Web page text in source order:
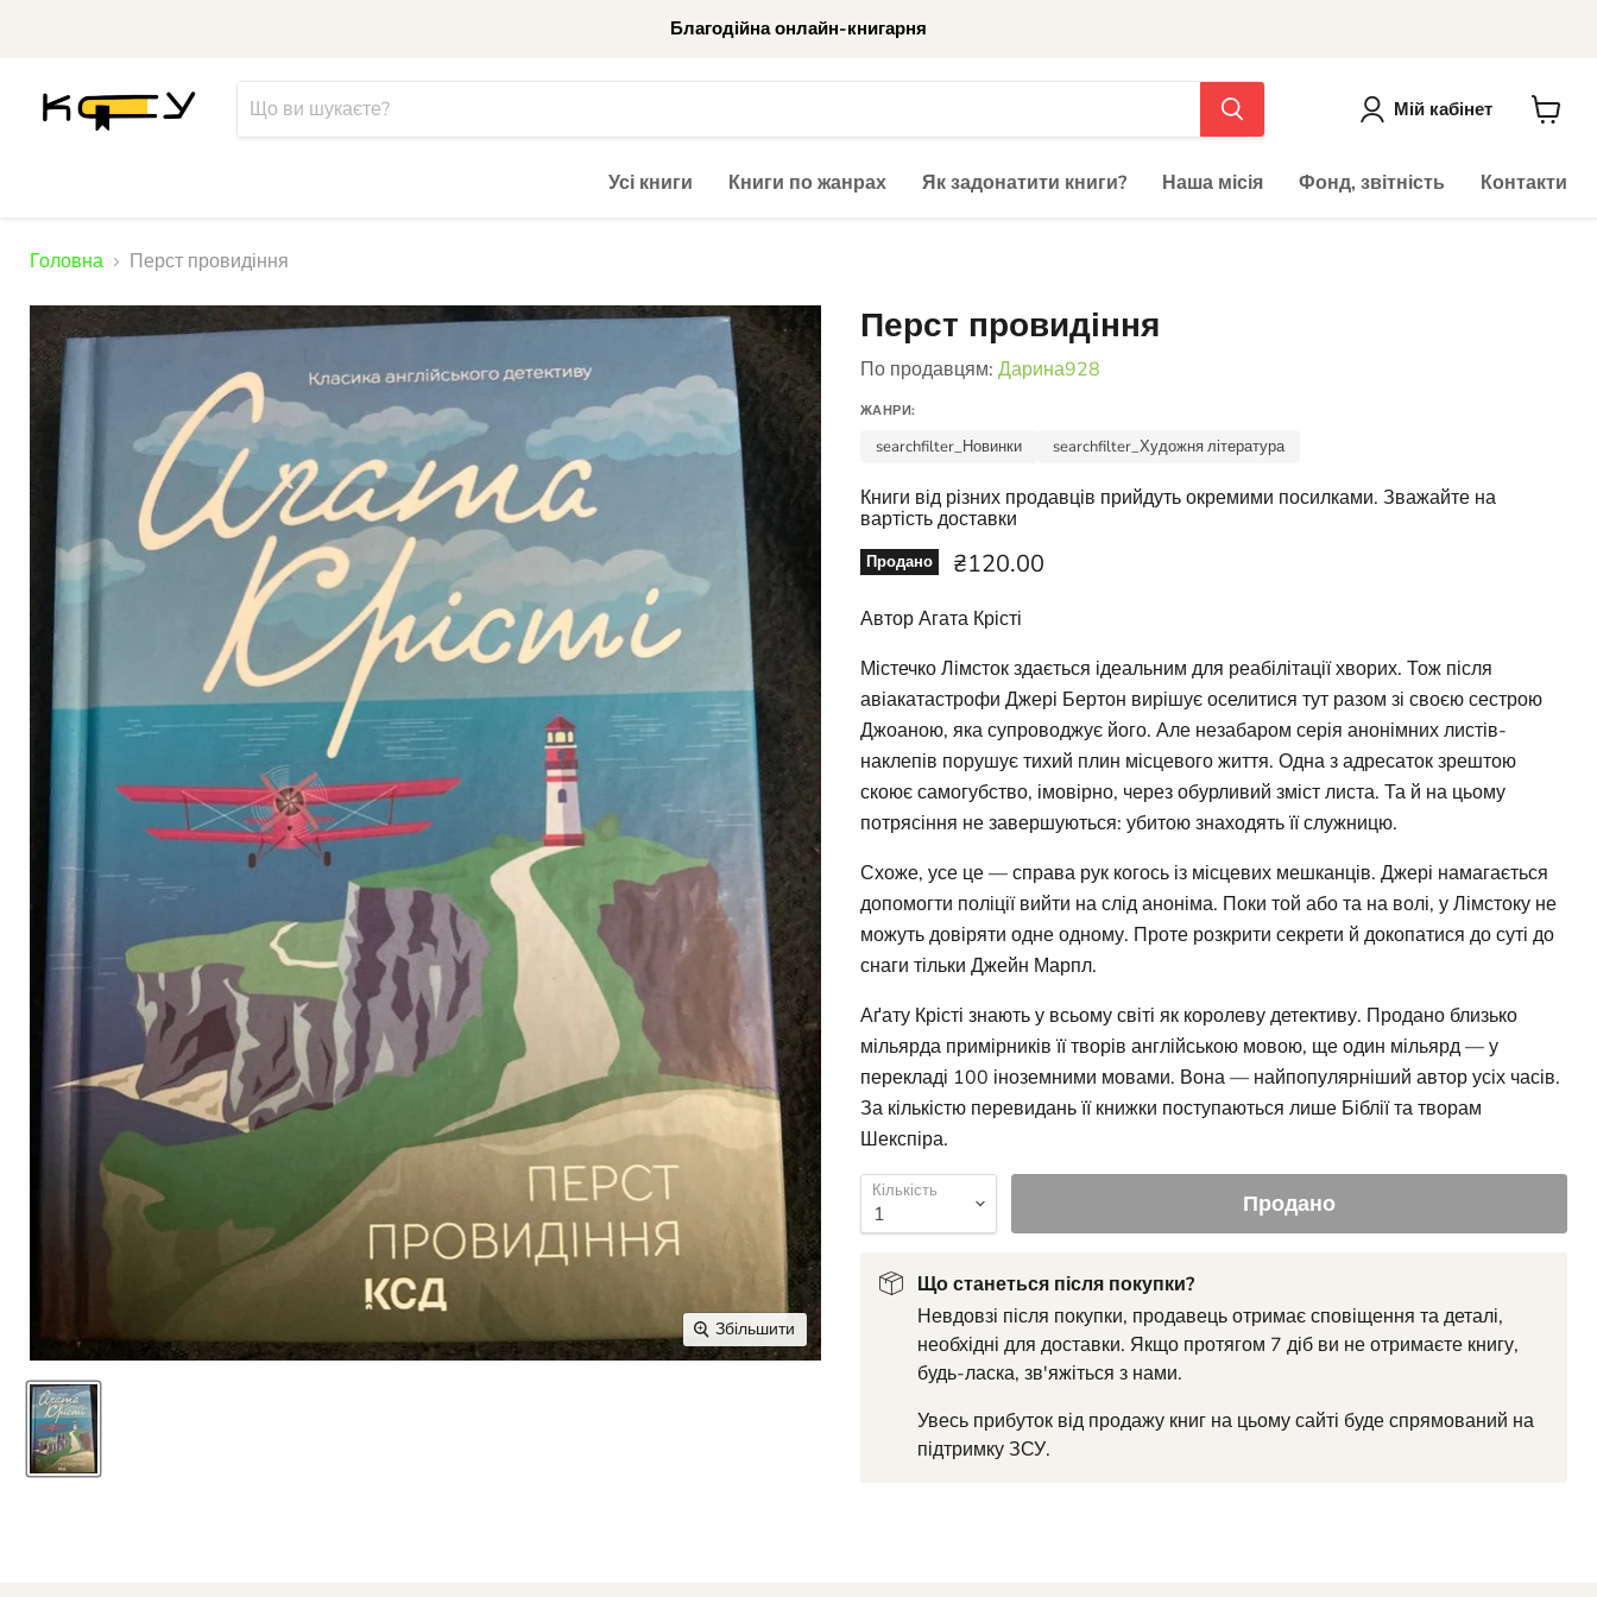
Благодійна онлайн-книгарня
Мій кабінет
Усі книги
Книги по жанрах Як задонатити книги? Наша місія Фонд, звітність Контакти
Головна Перст провидіння
Збільшити
Перст провидіння
По продавцям: Дарина928
ЖАНРИ:
searchfilter_Новинки searchfilter_Художня література
Книги від різних продавців прийдуть окремими посилками. Зважайте на
вартість доставки
Продано Ціна зараз
₴120.00
Автор Агата Крісті
Містечко Лімсток здається ідеальним для реабілітації хворих. Тож після
авіакатастрофи Джері Бертон вирішує оселитися тут разом зі своєю сестрою
Джоаною, яка супроводжує його. Але незабаром серія анонімних листів-
наклепів порушує тихий плин місцевого життя. Одна з адресаток зрештою
скоює самогубство, імовірно, через обурливий зміст листа. Та й на цьому
потрясіння не завершуються: убитою знаходять її служницю.
Схоже, усе це — справа рук когось із місцевих мешканців. Джері намагається
допомогти поліції вийти на слід аноніма. Поки той або та на волі, у Лімстоку не
можуть довіряти одне одному. Проте розкрити секрети й докопатися до суті до
снаги тільки Джейн Марпл.
Аґату Крісті знають у всьому світі як королеву детективу. Продано близько
мільярда примірників її творів англійською мовою, ще один мільярд — у
перекладі 100 іноземними мовами. Вона — найпопулярніший автор усіх часів.
За кількістю перевидань її книжки поступаються лише Біблії та творам
Шекспіра.
Кількість Продано
Що станеться після покупки?
Невдовзі після покупки, продавець отримає сповіщення та деталі,
необхідні для доставки. Якщо протягом 7 діб ви не отримаєте книгу,
будь-ласка, зв'яжіться з нами.
Увесь прибуток від продажу книг на цьому сайті буде спрямований на
підтримку ЗСУ.